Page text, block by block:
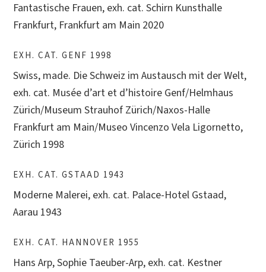
Fantastische Frauen, exh. cat. Schirn Kunsthalle
Frankfurt, Frankfurt am Main 2020
EXH. CAT. GENF 1998
Swiss, made. Die Schweiz im Austausch mit der Welt,
exh. cat. Musée d’art et d’histoire Genf/Helmhaus
Zürich/Museum Strauhof Zürich/Naxos-Halle
Frankfurt am Main/Museo Vincenzo Vela Ligornetto,
Zürich 1998
EXH. CAT. GSTAAD 1943
Moderne Malerei, exh. cat. Palace-Hotel Gstaad,
Aarau 1943
EXH. CAT. HANNOVER 1955
Hans Arp, Sophie Taeuber-Arp, exh. cat. Kestner